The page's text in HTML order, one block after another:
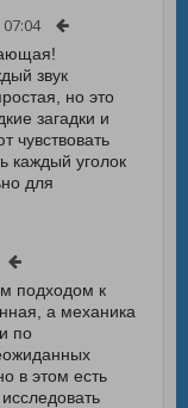
звук
но это
загадки и
чувствовать
каждый уголок
для
подходом к
а механика
по
в этом есть